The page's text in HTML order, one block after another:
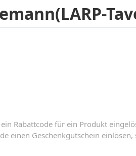
Rabattcode für ein Produkt
einen Geschenkgutschein